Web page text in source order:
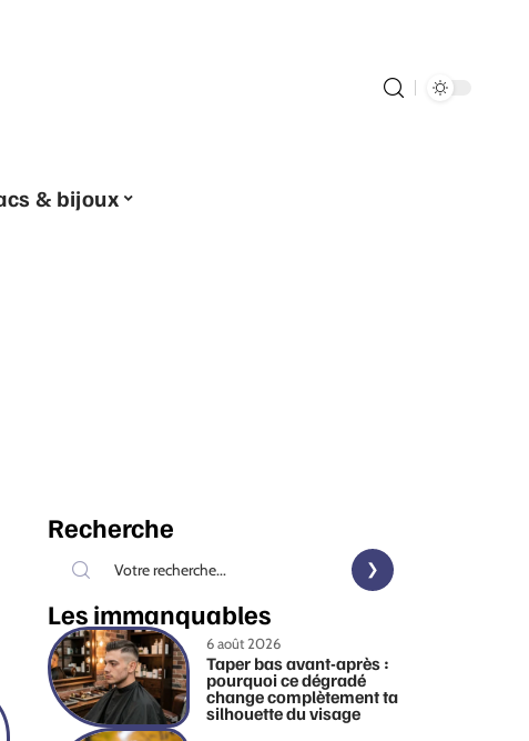
& bijoux
Recherche
Les immanquables
6 août 2026
Taper bas avant-après :
pourquoi ce dégradé
change complètement ta
silhouette du visage